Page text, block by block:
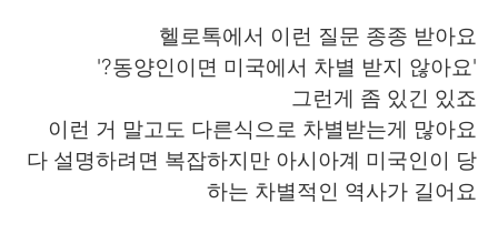
헬로톡에서 이런 질문 종종 받아요
'동양인이면 미국에서 차별 받지 않아요?'
그런게 좀 있긴 있죠
이런 거 말고도 다른식으로 차별받는게 많아요
다 설명하려면 복잡하지만 아시아계 미국인이 당
하는 차별적인 역사가 길어요